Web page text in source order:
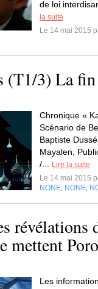
de loi
la suite
Le 14 mai 2015
(T1/3) La fin
Chronique «
Scénario de
Baptiste
Mayalen,
/...
Lire la suite
Le 14 mai 2015
NONE NONE
révélations
mettent
Les